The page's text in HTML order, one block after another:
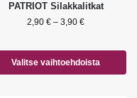
PATRIOT Silakkalitkat
2,90 € – 3,90 €
Valitse vaihtoehdoista